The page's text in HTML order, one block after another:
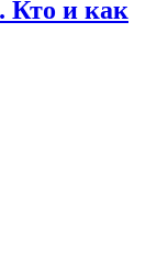
Кто и как